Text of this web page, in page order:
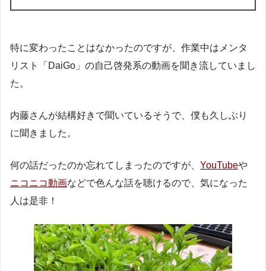
特に変わったことはなかったのですが、作業中はメンタ
リスト「DaiGo」の自己啓発系の動画を聞き流していまし
た。
内藤さんが結構好きで聞いているそうで、僕も久しぶり
に聞きました。
何の話だったのか忘れてしまったのですが、 YouTubeや
ニコニコ動画などで色んな話を聴けるので、気になった
人は是非！